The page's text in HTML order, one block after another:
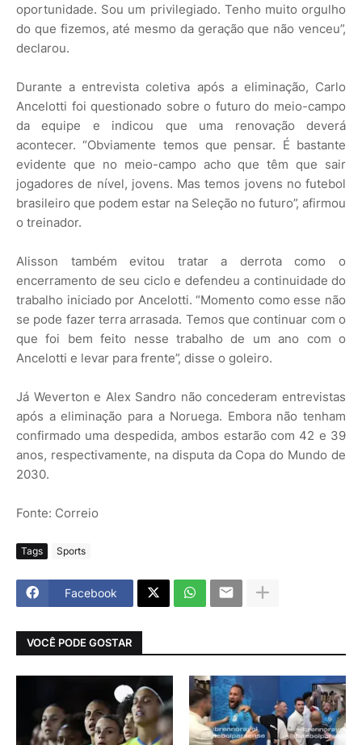
oportunidade. Sou um privilegiado. Tenho muito orgulho
do que fizemos, até mesmo da geração que não venceu”,
declarou.
Durante a entrevista coletiva após a eliminação, Carlo
Ancelotti foi questionado sobre o futuro do meio-campo
da equipe e indicou que uma renovação deverá
acontecer. “Obviamente temos que pensar. É bastante
evidente que no meio-campo acho que têm que sair
jogadores de nível, jovens. Mas temos jovens no futebol
brasileiro que podem estar na Seleção no futuro”, afirmou
o treinador.
Alisson também evitou tratar a derrota como o
encerramento de seu ciclo e defendeu a continuidade do
trabalho iniciado por Ancelotti. “Momento como esse não
se pode fazer terra arrasada. Temos que continuar com o
que foi bem feito nesse trabalho de um ano com o
Ancelotti e levar para frente”, disse o goleiro.
Já Weverton e Alex Sandro não concederam entrevistas
após a eliminação para a Noruega. Embora não tenham
confirmado uma despedida, ambos estarão com 42 e 39
anos, respectivamente, na disputa da Copa do Mundo de
2030.
Fonte: Correio
Tags Sports
Facebook
VOCÊ PODE GOSTAR